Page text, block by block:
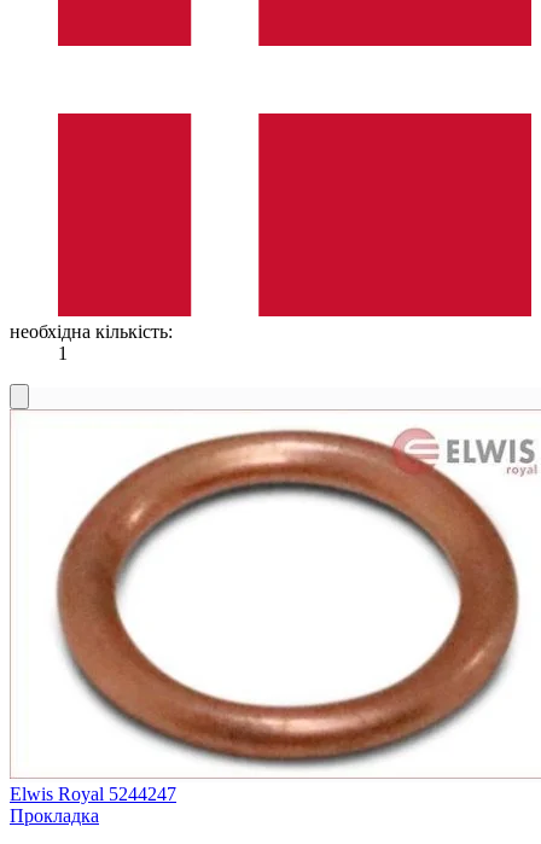
необхідна кількість:
1
Elwis Royal 5244247
Прокладка